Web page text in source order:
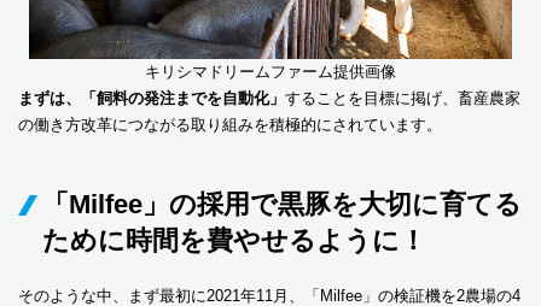
キリシマドリームファーム提供画像
まずは、「飼料の発注までを自動化」 することを目標に掲げ、畜産農家
の働き方改革につながる取り組みを積極的にされています。
「Milfee」の採用で黒豚を大切に育てる
ために時間を費やせるように！
そのような中、まず最初に2021年11月、「Milfee」の検証機を2農場の4